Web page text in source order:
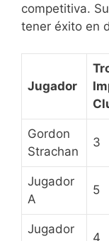
competitiva.
tener éxito en
Jugador
Gordon
Strachan
3
Jugador
A
5
Jugador
4